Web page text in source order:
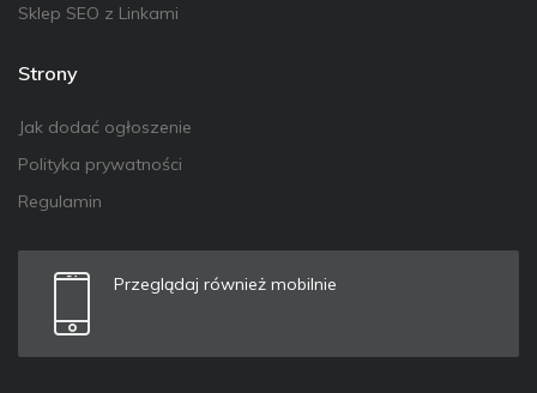
Sklep SEO z Linkami
Strony
Jak dodać ogłoszenie
Polityka prywatności
Regulamin
Przeglądaj również mobilnie